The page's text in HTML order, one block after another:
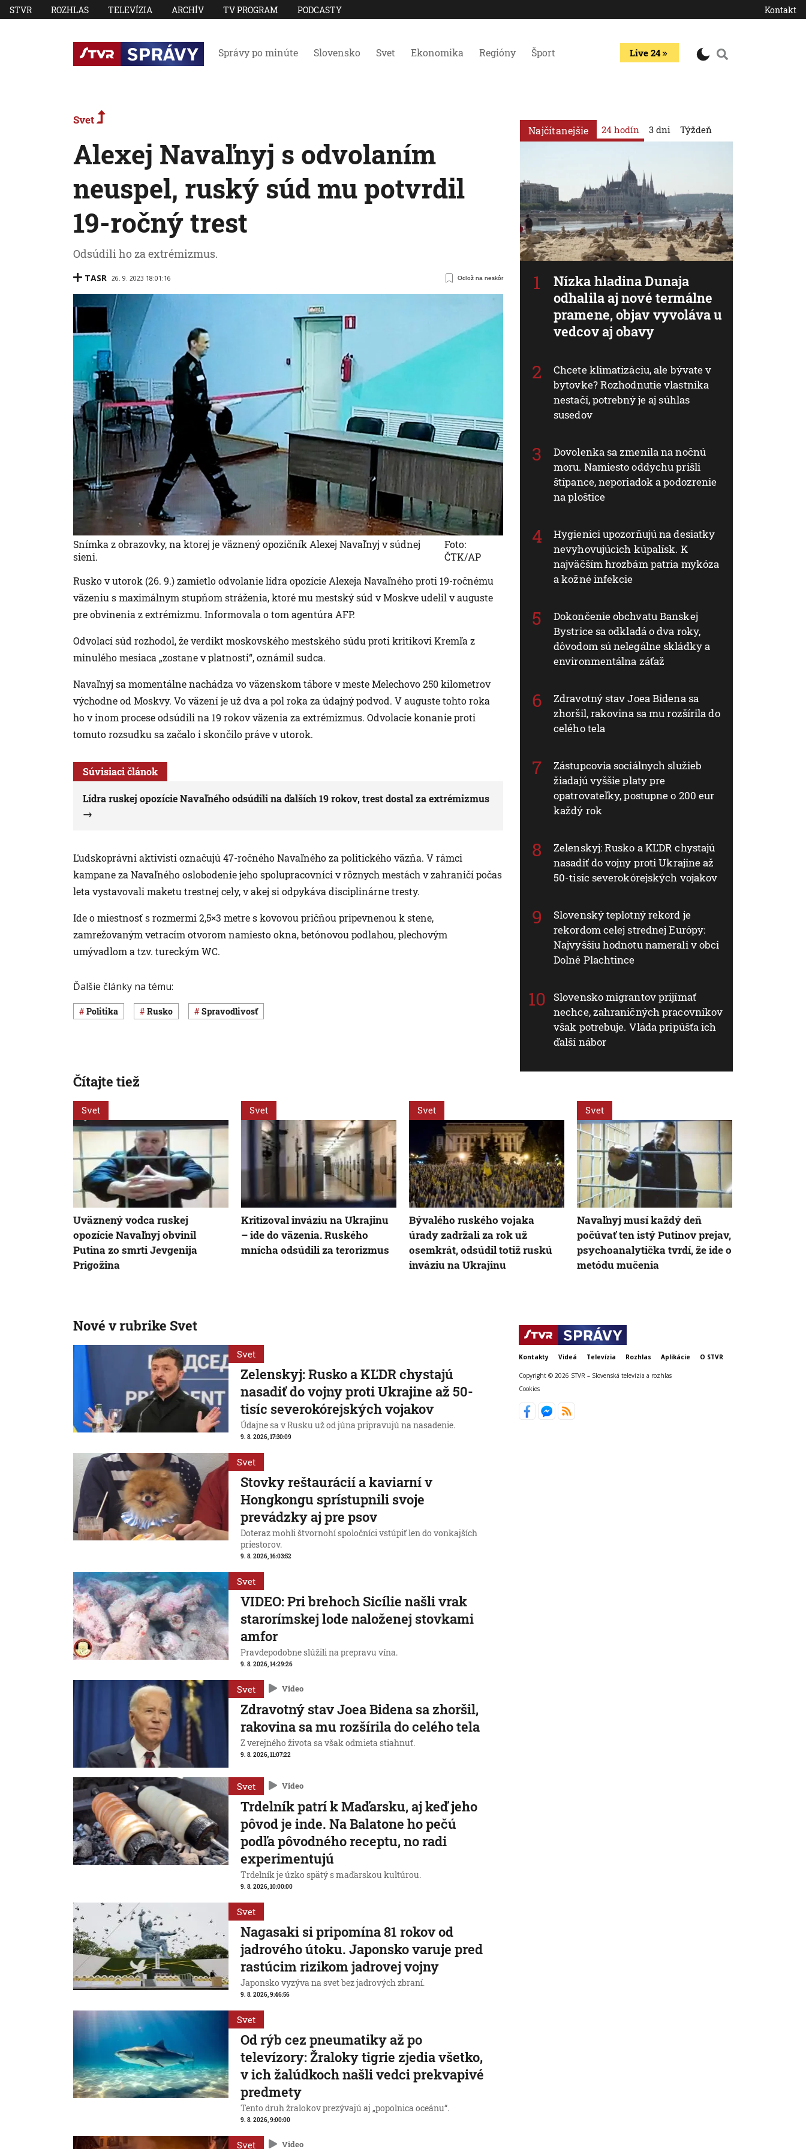
STVR ROZHLAS TELEVÍZIA ARCHÍV TV PROGRAM PODCASTY Kontakt
Správy po minúte Slovensko Svet Ekonomika Regióny Šport Live 24
Svet
Alexej Navaľnyj s odvolaním
neuspel, ruský súd mu potvrdil
19-ročný trest
Odsúdili ho za extrémizmus.
TASR 26. 9. 2023 18:01:16 Odlož na neskôr
Snímka z obrazovky, na ktorej je väznený opozičník Alexej Navaľnyj v súdnej
sieni.
Foto:
ČTK/AP
Rusko v utorok (26. 9.) zamietlo odvolanie lídra opozície Alexeja Navaľného proti 19-ročnému
väzeniu s maximálnym stupňom stráženia, ktoré mu mestský súd v Moskve udelil v auguste
pre obvinenia z extrémizmu. Informovala o tom agentúra AFP.
Odvolací súd rozhodol, že verdikt moskovského mestského súdu proti kritikovi Kremľa z
minulého mesiaca „zostane v platnosti“, oznámil sudca.
Navaľnyj sa momentálne nachádza vo väzenskom tábore v meste Melechovo 250 kilometrov
východne od Moskvy. Vo väzení je už dva a pol roka za údajný podvod. V auguste tohto roka
ho v inom procese odsúdili na 19 rokov väzenia za extrémizmus. Odvolacie konanie proti
tomuto rozsudku sa začalo i skončilo práve v utorok.
Súvisiaci článok
Lídra ruskej opozície Navaľného odsúdili na ďalších 19 rokov, trest dostal za extrémizmus
Ľudskoprávni aktivisti označujú 47-ročného Navaľného za politického väzňa. V rámci
kampane za Navaľného oslobodenie jeho spolupracovníci v rôznych mestách v zahraničí počas
leta vystavovali maketu trestnej cely, v akej si odpykáva disciplinárne tresty.
Ide o miestnosť s rozmermi 2,5×3 metre s kovovou pričňou pripevnenou k stene,
zamrežovaným vetracím otvorom namiesto okna, betónovou podlahou, plechovým
umývadlom a tzv. tureckým WC.
Ďalšie články na tému:
Politika Rusko spravodlivosť
Najčítanejšie 24 hodín
Nízka hladina Dunaja
odhalila aj nové termálne
pramene, objav vyvoláva u
vedcov aj obavy
Chcete klimatizáciu, ale bývate v
bytovke? Rozhodnutie vlastníka
nestačí, potrebný je aj súhlas
susedov
Dovolenka sa zmenila na nočnú
moru. Namiesto oddychu prišli
štípance, neporiadok a podozrenie
na ploštice
Hygienici upozorňujú na desiatky
nevyhovujúcich kúpalísk. K
najväčším hrozbám patria mykóza
a kožné infekcie
Dokončenie obchvatu Banskej
Bystrice sa odkladá o dva roky,
dôvodom sú nelegálne skládky a
environmentálna záťaž
Zdravotný stav Joea Bidena sa
zhoršil, rakovina sa mu rozšírila do
celého tela
Zástupcovia sociálnych služieb
žiadajú vyššie platy pre
opatrovateľky, postupne o 200 eur
každý rok
Zelenskyj: Rusko a KĽDR chystajú
nasadiť do vojny proti Ukrajine až
50-tisíc severokórejských vojakov
Slovenský teplotný rekord je
rekordom celej strednej Európy:
Najvyššiu hodnotu namerali v obci
Dolné Plachtince
Slovensko migrantov prijímať
nechce, zahraničných pracovníkov
však potrebuje. Vláda pripúšťa ich
ďalší nábor
3 dni Týždeň
Čítajte tiež
Svet
Uväznený vodca ruskej
opozície Navaľnyj obvinil
Putina zo smrti Jevgenija
Prigožina
Svet
Kritizoval inváziu na Ukrajinu
– ide do väzenia. Ruského
mnícha odsúdili za terorizmus
Svet
Bývalého ruského vojaka
úrady zadržali za rok už
osemkrát, odsúdil totiž ruskú
inváziu na Ukrajinu
Svet
Navaľnyj musí každý deň
počúvať ten istý Putinov prejav,
psychoanalytička tvrdí, že ide o
metódu mučenia
Nové v rubrike Svet
Svet
Zelenskyj: Rusko a KĽDR chystajú
nasadiť do vojny proti Ukrajine až 50-
tisíc severokórejských vojakov
Údajne sa v Rusku už od júna pripravujú na nasadenie.
9. 8. 2026, 17:30:09
Svet
Stovky reštaurácií a kaviarní v
Hongkongu sprístupnili svoje
prevádzky aj pre psov
Doteraz mohli štvornohí spoločníci vstúpiť len do vonkajších
priestorov.
9. 8. 2026, 16:03:52
Svet
VIDEO: Pri brehoch Sicílie našli vrak
starorímskej lode naloženej stovkami
amfor
Pravdepodobne slúžili na prepravu vína.
9. 8. 2026, 14:29:26
Svet Video
Zdravotný stav Joea Bidena sa zhoršil,
rakovina sa mu rozšírila do celého tela
Z verejného života sa však odmieta stiahnuť.
9. 8. 2026, 11:07:22
Svet Video
Trdelník patrí k Maďarsku, aj keď jeho
pôvod je inde. Na Balatone ho pečú
podľa pôvodného receptu, no radi
experimentujú
Trdelník je úzko spätý s maďarskou kultúrou.
9. 8. 2026, 10:00:00
Svet
Nagasaki si pripomína 81 rokov od
jadrového útoku. Japonsko varuje pred
rastúcim rizikom jadrovej vojny
Japonsko vyzýva na svet bez jadrových zbraní.
9. 8. 2026, 9:46:56
Svet
Od rýb cez pneumatiky až po
televízory: Žraloky tigrie zjedia všetko,
v ich žalúdkoch našli vedci prekvapivé
predmety
Tento druh žralokov prezývajú aj „popolnica oceánu“.
9. 8. 2026, 9:00:00
Svet Video
Kontakty Videá Televízia Rozhlas Aplikácie O STVR
Copyright © 2026 STVR – Slovenská televízia a rozhlas
Cookies